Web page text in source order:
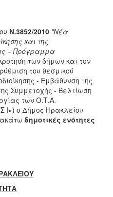
Ν.3852/2010 "Νέα
και της
− Πρόγραμμα
των δήμων και τον
του θεσμικού
- Εμβάθυνση της
Συμμετοχής - Βελτίωση
των Ο.Τ.Α.
ο Δήμος Ηρακλείου
δημοτικές ενότητες